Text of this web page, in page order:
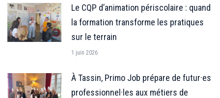
Le CQP d’animation périscolaire : quand
la formation transforme les pratiques
sur le terrain
1 juin 2026
À Tassin, Primo Job prépare de futur·es
professionnel·les aux métiers de